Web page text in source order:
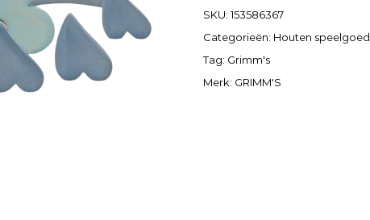
SKU:153586367
Categorieën: Houten speelgoed
Tag: Grimm's
Merk: GRIMM'S